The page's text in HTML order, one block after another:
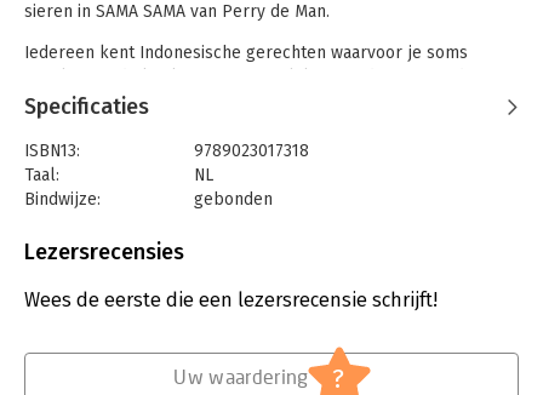
sieren in SAMA SAMA van Perry de Man.
Iedereen kent Indonesische gerechten waarvoor je soms
gerechten die Indische en Molukse huishoudens dagelijks
klaarmaken. Door creatief te koken en snel iets te willen
bereiden zijn bijzondere gerechten ontstaan, waarbij smaken
uit de Indische, Molukse én Nederlandse keuken samenkomen.
In SAMA SAMA spreekt Perry met Indische en Molukse
rendang van Vanja van der Leeden, ga voor frikandel pan van
Frédérique Spigt – en lees hun bijzondere verhalen. Ook Perry
stonden, zoals zijn ketjap-bietjes, vlamtosti en sambal.
Specificaties
ISBN13:
9789023017318
Taal:
NL
Bindwijze:
gebonden
Uitgever:
Verschijningsdatum:
26-9-2025
Lezersrecensies
Wees de eerste die een lezersrecensie schrijft!
Uw waardering ?